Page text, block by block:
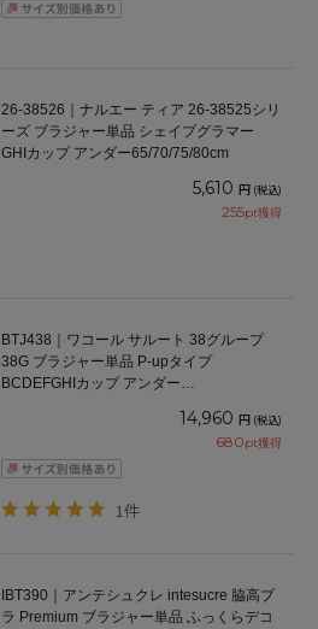
26-38526｜ナルエー ティア 26-38525シリ
ーズ ブラジャー単品 シェイプグラマー
GHIカップ アンダー65/70/75/80cm
5,610 円 (税込)
255pt獲得
BTJ438｜ワコール サルート 38グループ
38G ブラジャー単品 P-upタイプ
BCDEFGHIカップ アンダー
14,960 円 (税込)
680pt獲得
1件
IBT390｜アンテシュクレ intesucre 脇高ブ
ラ Premium ブラジャー単品 ふっくらデコ